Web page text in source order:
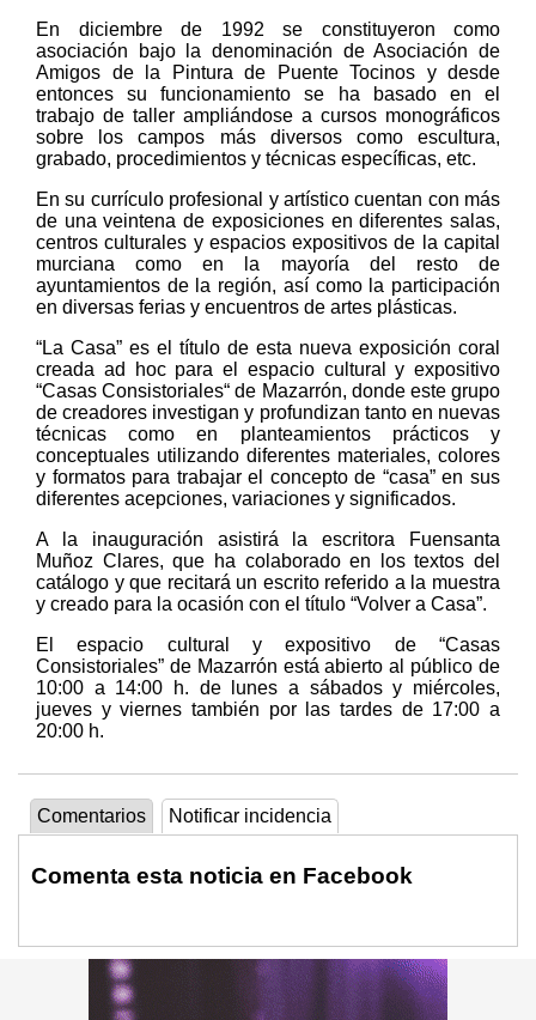
En diciembre de 1992 se constituyeron como
asociación bajo la denominación de Asociación de
Amigos de la Pintura de Puente Tocinos y desde
entonces su funcionamiento se ha basado en el
trabajo de taller ampliándose a cursos monográficos
sobre los campos más diversos como escultura,
grabado, procedimientos y técnicas específicas, etc.
En su currículo profesional y artístico cuentan con más
de una veintena de exposiciones en diferentes salas,
centros culturales y espacios expositivos de la capital
murciana como en la mayoría del resto de
ayuntamientos de la región, así como la participación
en diversas ferias y encuentros de artes plásticas.
“La Casa” es el título de esta nueva exposición coral
creada ad hoc para el espacio cultural y expositivo
“Casas Consistoriales“ de Mazarrón, donde este grupo
de creadores investigan y profundizan tanto en nuevas
técnicas como en planteamientos prácticos y
conceptuales utilizando diferentes materiales, colores
y formatos para trabajar el concepto de “casa” en sus
diferentes acepciones, variaciones y significados.
A la inauguración asistirá la escritora Fuensanta
Muñoz Clares, que ha colaborado en los textos del
catálogo y que recitará un escrito referido a la muestra
y creado para la ocasión con el título “Volver a Casa”.
El espacio cultural y expositivo de “Casas
Consistoriales” de Mazarrón está abierto al público de
10:00 a 14:00 h. de lunes a sábados y miércoles,
jueves y viernes también por las tardes de 17:00 a
20:00 h.
Comentarios Notificar incidencia
Comenta esta noticia en Facebook